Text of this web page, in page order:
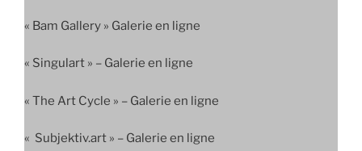
« Bam Gallery » Galerie en ligne
« Singulart » – Galerie en ligne
« The Art Cycle » – Galerie en ligne
« Subjektiv.art » – Galerie en ligne